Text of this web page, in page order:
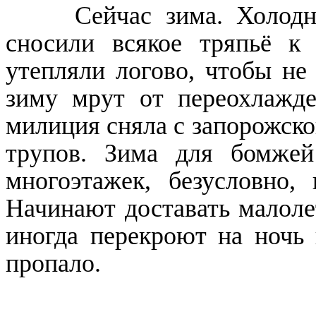
Сейчас зима.
сносили всякое тряпьё
утепляли логово, чтобы
зиму мрут от
милиция сняла с
трупов. Зима для
многоэтажек,
Начинают доставать
иногда перекроют на
пропало.